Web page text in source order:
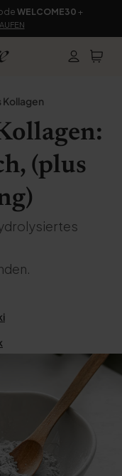
WELCOME30 +
(plus